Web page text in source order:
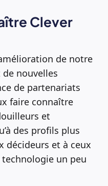
Clever
de notre
nouvelles
de partenariats
faire connaître
et
des profils plus
décideurs et à ceux
un peu